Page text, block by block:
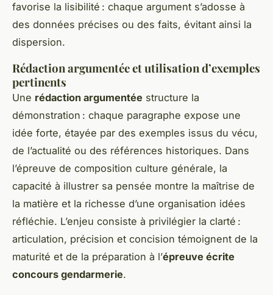
favorise la lisibilité : chaque argument s’adosse à
des données précises ou des faits, évitant ainsi la
dispersion.
Rédaction argumentée et utilisation d’exemples
pertinents
Une rédaction argumentée structure la
démonstration : chaque paragraphe expose une
idée forte, étayée par des exemples issus du vécu,
de l’actualité ou des références historiques. Dans
l’épreuve de composition culture générale, la
capacité à illustrer sa pensée montre la maîtrise de
la matière et la richesse d’une organisation idées
réfléchie. L’enjeu consiste à privilégier la clarté :
articulation, précision et concision témoignent de la
maturité et de la préparation à l’épreuve écrite
concours gendarmerie.